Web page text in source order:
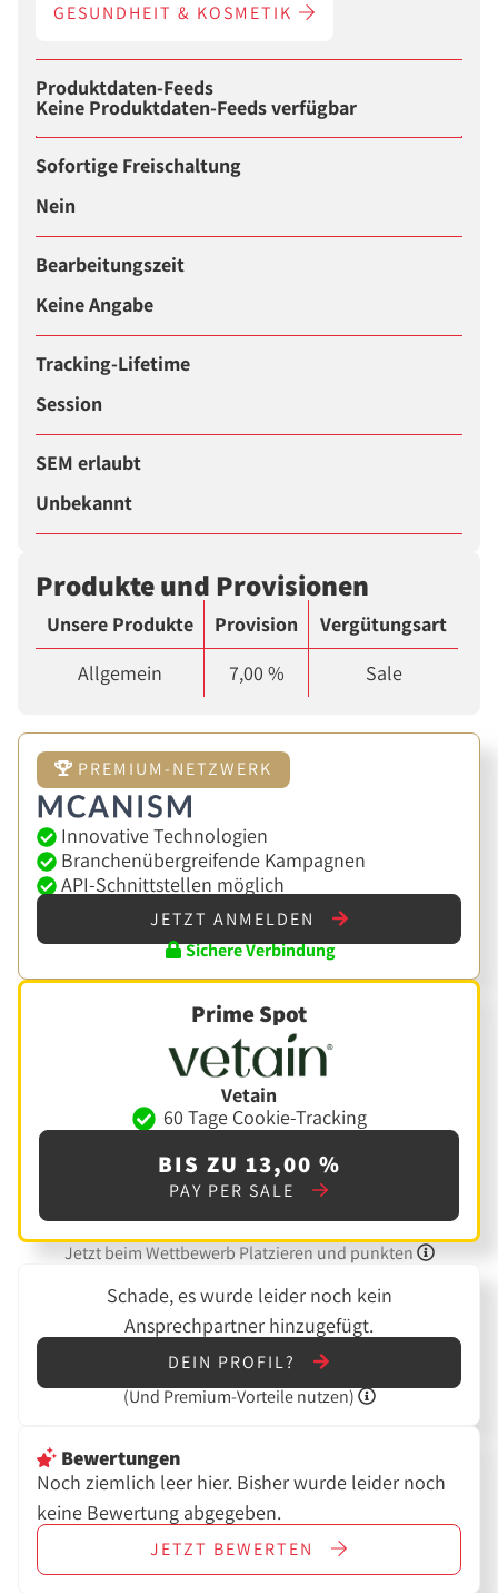
GESUNDHEIT & KOSMETIK
Produktdaten-Feeds
Keine Produktdaten-Feeds verfügbar
Sofortige Freischaltung
Nein
Bearbeitungszeit
Keine Angabe
Tracking-Lifetime
Session
SEM erlaubt
Unbekannt
Produkte und Provisionen
Unsere Produkte Provision
Vergütungsart
Allgemein
7,00 % Sale
PREMIUM-NETZWERK
Innovative Technologien
Branchenübergreifende Kampagnen
API-Schnittstellen möglich
JETZT ANMELDEN
Sichere Verbindung
Prime Spot
Vetain
60 Tage Cookie-Tracking
BIS ZU 13,00 %
PAY PER SALE
Jetzt beim Wettbewerb Platzieren und punkten
Schade, es wurde leider noch kein
Ansprechpartner hinzugefügt.
DEIN PROFIL?
(UndPremium-Vorteile nutzen)
Bewertungen
Noch ziemlich leer hier. Bisher wurde leider noch
keine Bewertung abgegeben.
JETZT BEWERTEN